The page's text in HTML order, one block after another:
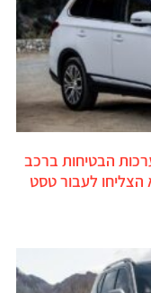
הבטיחות ברכב
לעבור טסט